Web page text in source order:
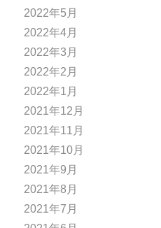
2022年5月
2022年4月
2022年3月
2022年2月
2022年1月
2021年12月
2021年11月
2021年10月
2021年9月
2021年8月
2021年7月